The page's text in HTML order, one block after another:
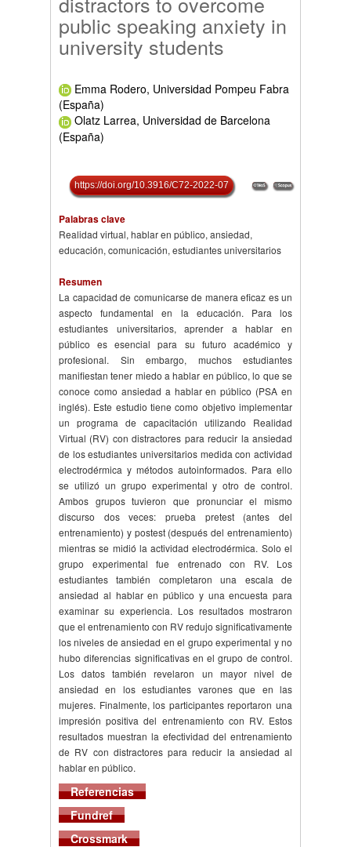
public speaking anxiety in
university students
Emma Rodero, Universidad Pompeu Fabra
(España)
Olatz Larrea, Universidad de Barcelona
(España)
https://doi.org/10.3916/C72-2022-07
Palabras clave
Realidad virtual, hablar en público, ansiedad,
educación, comunicación, estudiantes universitarios
Resumen
La capacidad de comunicarse de manera eficaz es un
aspecto fundamental en la educación. Para los
estudiantes universitarios, aprender a hablar en
público es esencial para su futuro académico y
profesional. Sin embargo, muchos estudiantes
manifiestan tener miedo a hablar en público, lo que se
conoce como ansiedad a hablar en público (PSA en
inglés). Este estudio tiene como objetivo implementar
un programa de capacitación utilizando Realidad
Virtual (RV) con distractores para reducir la ansiedad
de los estudiantes universitarios medida con actividad
electrodérmica y métodos autoinformados. Para ello
se utilizó un grupo experimental y otro de control.
Ambos grupos tuvieron que pronunciar el mismo
discurso dos veces: prueba pretest (antes del
entrenamiento) y postest (después del entrenamiento)
mientras se midió la actividad electrodérmica. Solo el
grupo experimental fue entrenado con RV. Los
estudiantes también completaron una escala de
ansiedad al hablar en público y una encuesta para
examinar su experiencia. Los resultados mostraron
que el entrenamiento con RV redujo significativamente
los niveles de ansiedad en el grupo experimental y no
hubo diferencias significativas en el grupo de control.
Los datos también revelaron un mayor nivel de
ansiedad en los estudiantes varones que en las
mujeres. Finalmente, los participantes reportaron una
impresión positiva del entrenamiento con RV. Estos
resultados muestran la efectividad del entrenamiento
de RV con distractores para reducir la ansiedad al
hablar en público.
Referencias
Fundref
Crossmark